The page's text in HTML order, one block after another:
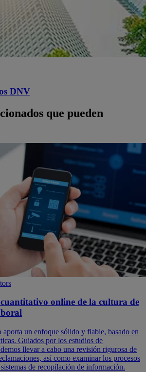
DNV
que pueden
online de la cultura de
aporta un enfoque sólido y fiable, basado en
Guiados por los estudios de
llevar a cabo una revisión rigurosa de
así como examinar los procesos
de recopilación de información.